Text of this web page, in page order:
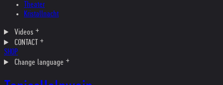
Theater
Kristallnacht
Videos
CONTACT
SHOP
Change language